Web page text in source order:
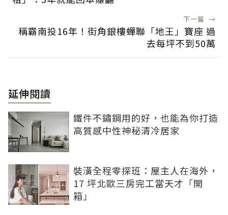
下一篇 →
稱霸南投16年！街角銀樓蟬聯「地王」寶座 過
去每坪不到50萬
延伸閱讀
鐵件不鏽鋼用的好，也能為你打造
高質感中性神秘清冷居家
裝潢全程零探班：屋主人在海外，
17 坪北歐三房完工當天才「開
箱」